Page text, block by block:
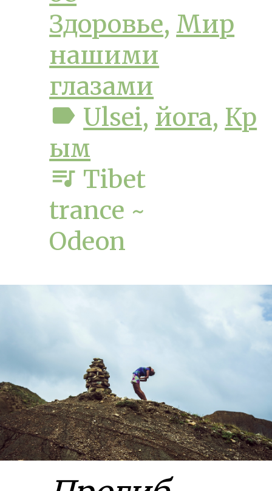
Здоровье, Мир
нашими
глазами
label Ulsei, йога, Кр
ым
queue_music Tibet
trance ~
Odeon